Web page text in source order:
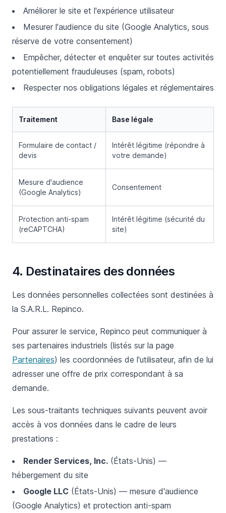
Améliorer le site et l'expérience utilisateur
Mesurer l'audience du site (Google Analytics, sous
réserve de votre consentement)
Empêcher, détecter et enquêter sur toutes activités
potentiellement frauduleuses (spam, robots)
Respecter nos obligations légales et réglementaires
Traitement Base légale
Formulaire de contact /
devis
Intérêt légitime (répondre à
votre demande)
Mesure d'audience
(Google Analytics)
Consentement
Protection anti-spam
(reCAPTCHA)
Intérêt légitime (sécurité du
site)
4. Destinataires des données
Les données personnelles collectées sont destinées à
la S.A.R.L. Repinco.
Pour assurer le service, Repinco peut communiquer à
ses partenaires industriels (listés sur la page
Partenaires) les coordonnées de l'utilisateur, afin de lui
adresser une offre de prix correspondant à sa
demande.
Les sous-traitants techniques suivants peuvent avoir
accès à vos données dans le cadre de leurs
prestations :
Render Services, Inc. (États-Unis) —
hébergement du site
Google LLC (États-Unis) — mesure d'audience
(Google Analytics) et protection anti-spam